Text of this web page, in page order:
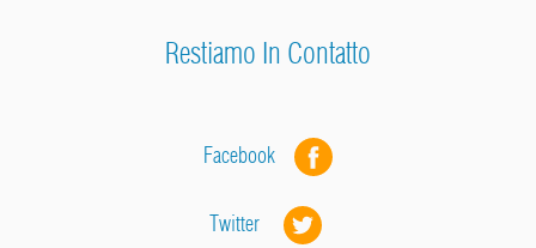
Restiamo In Contatto
Facebook
Twitter